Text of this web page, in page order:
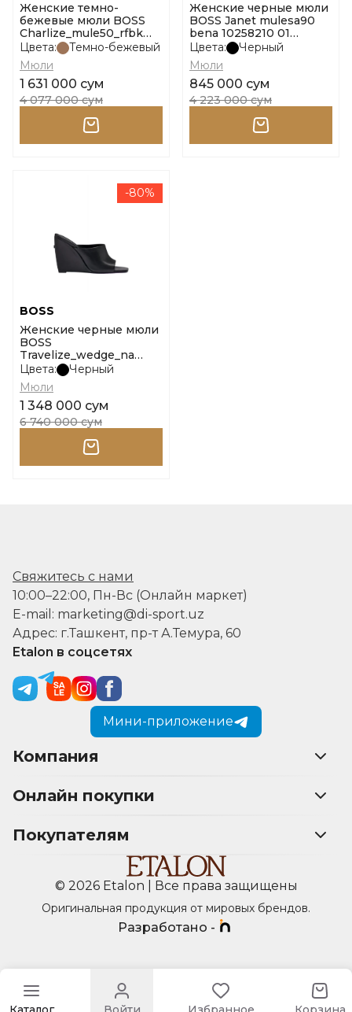
Женские темно-
бежевые мюли BOSS
Charlize_mule50_rfbk
10271641 01 размер 37
Цвета:
Темно-бежевый
Мюли
1 631 000 сум
4 077 000 сум
Женские черные мюли
BOSS Janet mulesa90
bena 10258210 01
размер 38
Цвета:
Черный
Мюли
845 000 сум
4 223 000 сум
-80%
BOSS
Женские черные мюли
BOSS
Travelize_wedge_na
10254667 01 размер 37
Цвета:
Черный
Мюли
1 348 000 сум
6 740 000 сум
Свяжитесь с нами
10:00–22:00, Пн-Вс (Онлайн маркет)
E-mail: marketing@di-sport.uz
Адрес: г.Ташкент, пр-т А.Темура, 60
Etalon в соцсетях
Мини-приложение
Компания
Онлайн покупки
Покупателям
© 2026 Etalon | Все права защищены
Оригинальная продукция от мировых брендов.
Разработано -